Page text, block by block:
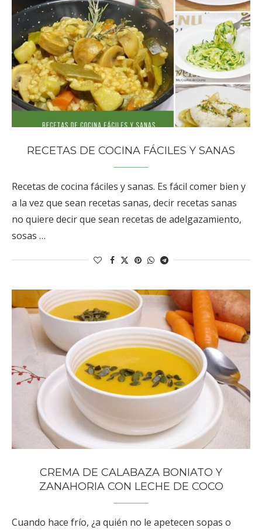
RECETAS DE COCINA FÁCILES Y SANAS
Recetas de cocina fáciles y sanas. Es fácil comer bien y
a la vez que sean recetas sanas, decir recetas sanas
no quiere decir que sean recetas de adelgazamiento,
sosas …
CREMA DE CALABAZA BONIATO Y
ZANAHORIA CON LECHE DE COCO
Cuando hace frío, ¿a quién no le apetecen sopas o